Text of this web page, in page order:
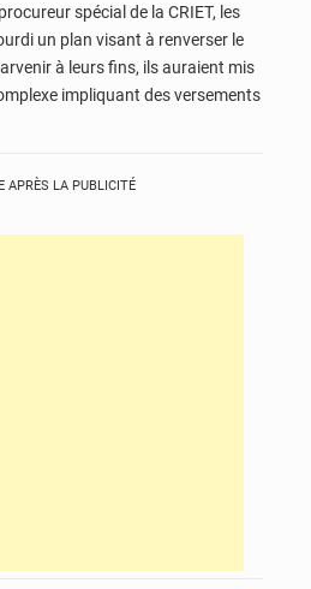
spécial de la CRIET, les
un plan visant à renverser le
à leurs fins, ils auraient mis
impliquant des versements
APRÈS LA PUBLICITÉ